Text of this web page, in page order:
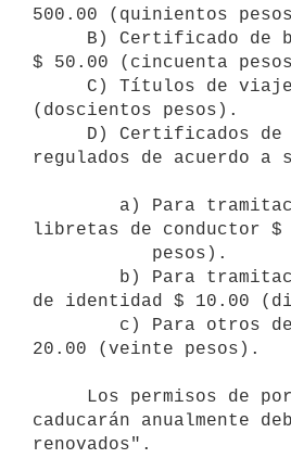
500.00 (quinientos
$ 50.00 (cincuenta
(doscientos pesos).
regulados de acuerdo a
libretas de conductor $
de identidad $ 10.00
20.00 (veinte pesos).
caducarán anualmente
renovados".